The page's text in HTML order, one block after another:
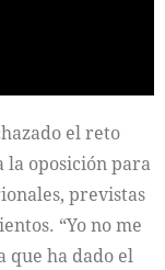
el reto
oposición para
previstas
“Yo no me
que ha dado el